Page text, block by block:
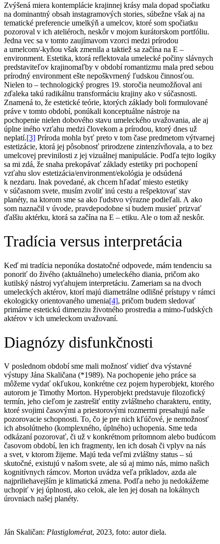
Zvýšená miera kontemplácie krajinnej krásy mala dopad spočiatku
na dominantný obsah instagramových stories, súbežne však aj na
tematické preferencie umelkýň a umelcov, ktoré som spočiatku
pozoroval v ich ateliéroch, neskôr v mojom kurátorskom portfóliu.
Jedna vec sa v tomto zaujímavom vzorci medzi prírodou
a umelcom/-kyňou však zmenila a taktiež sa začína na E –
environment. Estetika, ktorá reflektovala umelecké počiny slávnych
predstaviteľov krajinomaľby v období romantizmu mala pred sebou
prírodný environment ešte nepoškvrnený ľudskou činnosťou.
Nielen to – technologický progres 19. storočia neumožňoval ani
zďaleka takú radikálnu transformáciu krajiny ako v súčasnosti.
Znamená to, že estetické teórie, ktorých základy boli formulované
práve v tomto období, ponúkali konceptuálne nástroje na
pochopenie nielen dobového stavu umeleckého uvažovania, ale aj
úplne iného vzťahu medzi človekom a prírodou, ktorý dnes už
neplatí.[3] Príroda mohla byť preto v tom čase predmetom výtvarnej
estetizácie, ktorá jej pôsobnosť prirodzene zintenzívňovala, a to bez
umelcovej previnilosti z jej vizuálnej manipulácie. Podľa tejto logiky
sa mi zdá, že snaha prekopávať základy estetiky pri pochopení
vzťahu slov estetizácia/environment/ekológia je odsúdená
k nezdaru. Inak povedané, ak chcem hľadať miesto estetiky
v súčasnom svete, musím zvoliť inú cestu a rešpektovať stav
planéty, na ktorom sme sa ako ľudstvo výrazne podieľali. A ako
som naznačil v úvode, pravdepodobne si budem musieť prizvať
ďalšiu aktérku, ktorá sa začína na E – etiku. Ale o tom až neskôr.
Tradícia versus interpretácia
Keď mi tradícia neponúka dostatočné odpovede, mám tendenciu sa
ponoriť do živého (aktuálneho) umeleckého diania, pričom ako
kutilský nástroj vyťahujem interpretáciu. Zameriam sa na dvoch
umeleckých aktérov, ktorí majú diametrálne odlišné prístupy v rámci
ekologicky orientovaného umenia[4], pričom budem sledovať
primárne estetickú dimenziu životného prostredia a mimo-ľudských
aktérov v ich umeleckom uvažovaní.
Diagnózy disfunkčnosti
V poslednom období sme mali možnosť vidieť dva výstavné
výstupy Jána Skaličana (*1989). Na pochopenie jeho práce sa
môžeme vydať okľukou, konkrétne cez pojem hyperobjekt, ktorého
autorom je Timothy Morton. Hyperobjekt predstavuje filozofický
termín, jeho cieľom je zastrešiť entity zvláštneho charakteru, entity,
ktoré svojimi časovými a priestorovými rozmermi presahujú naše
pozorovacie schopnosti. To, čo je pre nich kľúčové, je nemožnosť
ich absolútneho (komplexného, úplného) uchopenia. Sme teda
odkázaní pozorovať, či už v konkrétnom prítomnom alebo budúcom
časovom období, len ich fragmenty, len ich dosah či vplyv na nás
a svet, v ktorom žijeme. Majú teda veľmi zvláštny status – sú
skutočné, existujú v našom svete, ale sú aj mimo nás, mimo našich
kognitívnych rámcov. Morton uvádza veľa príkladov, azda ale
najpriliehavejším je klimatická zmena. Podľa neho ju nedokážeme
uchopiť v jej úplnosti, ako celok, ale len jej dosah na lokálnych
úrovniach našej planéty.
Ján Skaličan: Plastiglomérat, 2023, foto: autor diela.